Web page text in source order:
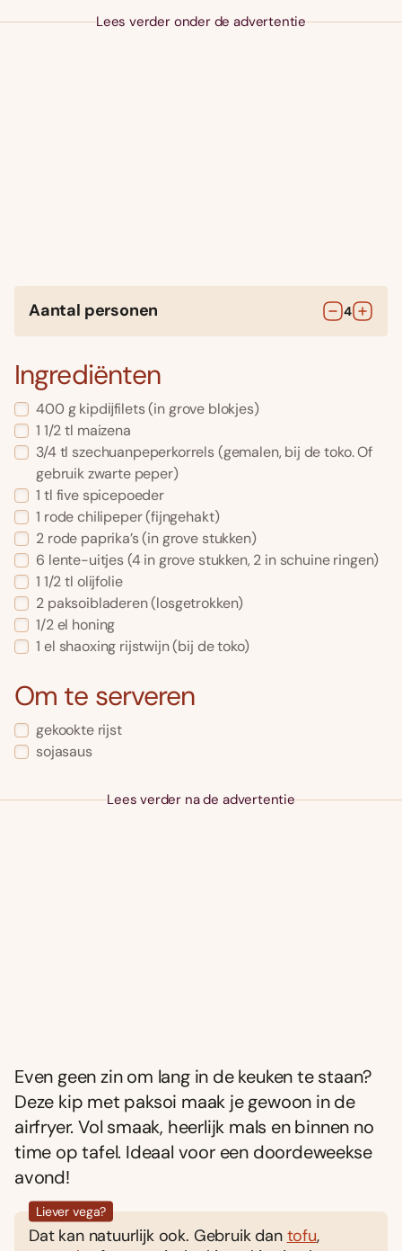
Lees verder onder de advertentie
Aantal personen 4
Ingrediënten
400 g kipdĳfilets(in grove blokjes)
1 1/2 tl maizena
3/4 tl szechuanpeperkorrels(gemalen, bij de toko. Of
gebruik zwarte peper)
1 tl five spicepoeder
1 rode chilipeper(fijngehakt)
2 rode paprika’s(in grove stukken)
6 lente-uitjes(4 in grove stukken, 2 in schuine ringen)
1 1/2 tl olijfolie
2 paksoibladeren(losgetrokken)
1/2 el honing
1 el shaoxing rijstwijn(bij de toko)
Om te serveren
gekookte rijst
sojasaus
Lees verder na de advertentie
Even geen zin om lang in de keuken te staan?
Deze kip met paksoi maak je gewoon in de
airfryer. Vol smaak, heerlijk mals en binnen no
time op tafel. Ideaal voor een doordeweekse
avond!
Liever vega?
Dat kan natuurlijk ook. Gebruik dan tofu,